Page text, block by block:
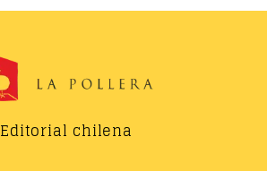
Editorial chilena